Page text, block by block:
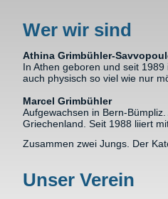
Wer wir sind
Athina Grimbühler-
In Athen geboren und seit
auch physisch so viel wie nur
Marcel Grimbühler
Aufgewachsen in Bern-
Griechenland. Seit 1988 liiert
Zusammen zwei Jungs. Der
Unser Verein